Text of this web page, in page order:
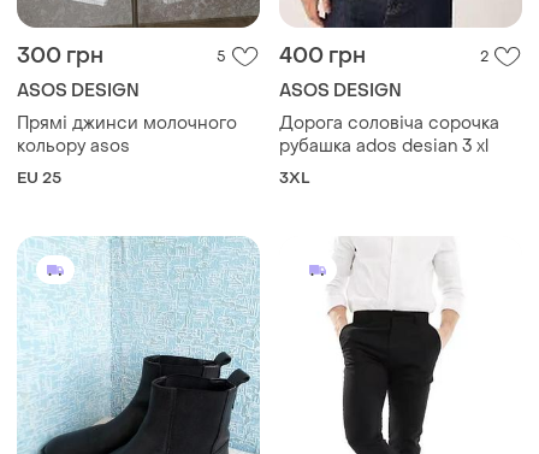
300 грн 5
ASOS DESIGN
Прямі джинси молочного
кольору asos
EU 25
400 грн 2
ASOS DESIGN
Дорога соловіча сорочка
рубашка ados desian 3 xl
3XL